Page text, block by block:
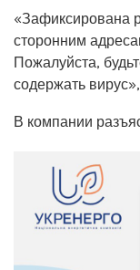
«Зафиксирована
сторонним
Пожалуйста,
содержать
В компании